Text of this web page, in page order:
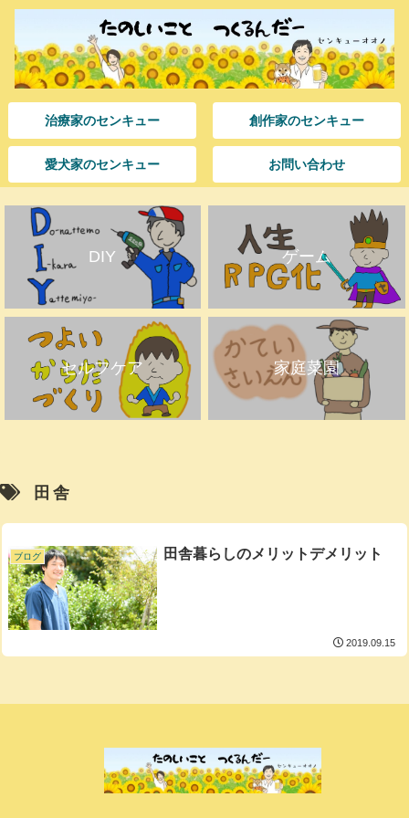
治療家のセンキュー 創作家のセンキュー
愛犬家のセンキュー お問い合わせ
DIY ゲーム
セルフケア 家庭菜園
田舎
ブログ 田舎暮らしのメリットデメリット
2019.09.15